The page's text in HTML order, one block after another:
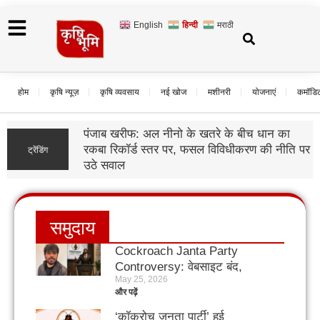
English हिन्दी मराठी
होम कृषि न्यूज़ कृषि व्यवसाय नई खोज मशीनरी योजनाएं
ट्रेंडिंग
पंजाब खरीफ: अल नीनो के खतरे के बीच धान का
रकबा रिकॉर्ड स्तर पर, फसल विविधीकरण की नीति पर
उठे सवाल
समुदाय
Cockroach Janta Party
Controversy: वेबसाइट बंद,
SC में याचिका; अब क्या करेगी
CJP?
May 25, 2026
और पढ़ें
‘कॉकरोच जनता पार्टी’ हुई